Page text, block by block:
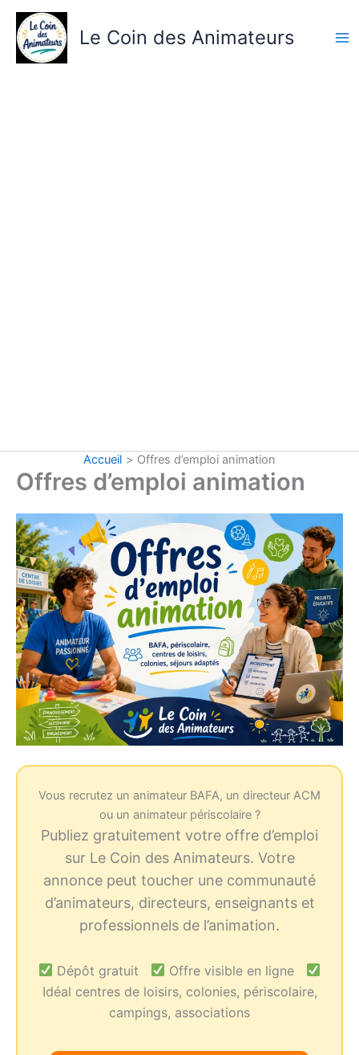
Aller
contenu
Le Coin des Animateurs
Accueil Offres d’emploi animation
Offres d’emploi animation
Vous recrutez un animateur BAFA, un directeur ACM
ou un animateur périscolaire ?
Publiez gratuitement votre offre d’emploi
sur Le Coin des Animateurs. Votre
annonce peut toucher une communauté
d’animateurs, directeurs, enseignants et
professionnels de l’animation.
Dépôt gratuit
Offre visible en ligne
Idéal centres de loisirs, colonies, périscolaire,
campings, associations